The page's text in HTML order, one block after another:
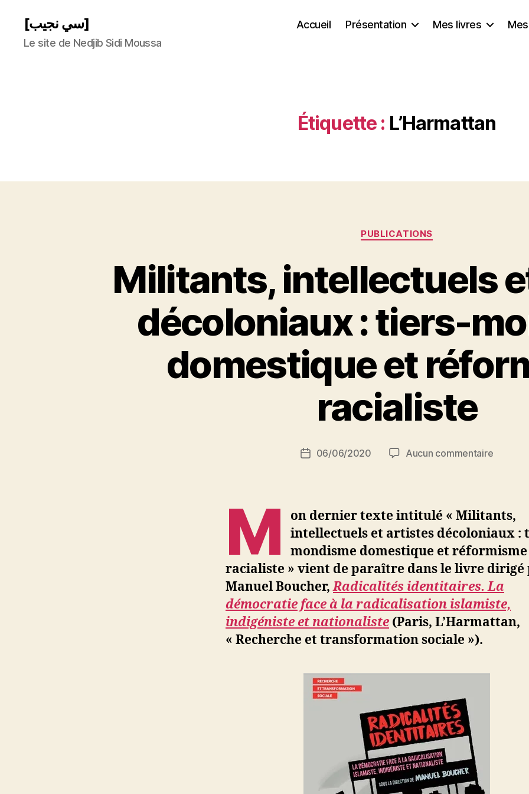
[سي نجيب]
Le site de Nedjib Sidi Moussa
Accueil Présentation Mes livres
Étiquette : L’Harmattan
Catégories
PUBLICATIONS
Militants, intellectuels
décoloniaux : tiers-
domestique et
racialiste
Auteur
a
r
N
b
Date06/06/2020 Aucun commentairesur
artistes
:
tiers-
et
racialiste
M
on dernier texte intitulé « Militants,
intellectuels et artistes décoloniaux :
mondisme domestique et réformisme
racialiste » vient de paraître dans le livre dirigé
Manuel Boucher,Radicalités identitaires. La
démocratie face à la radicalisation islamiste,
indigéniste et nationaliste (Paris, L’Harmattan,
« Recherche et transformation sociale »).